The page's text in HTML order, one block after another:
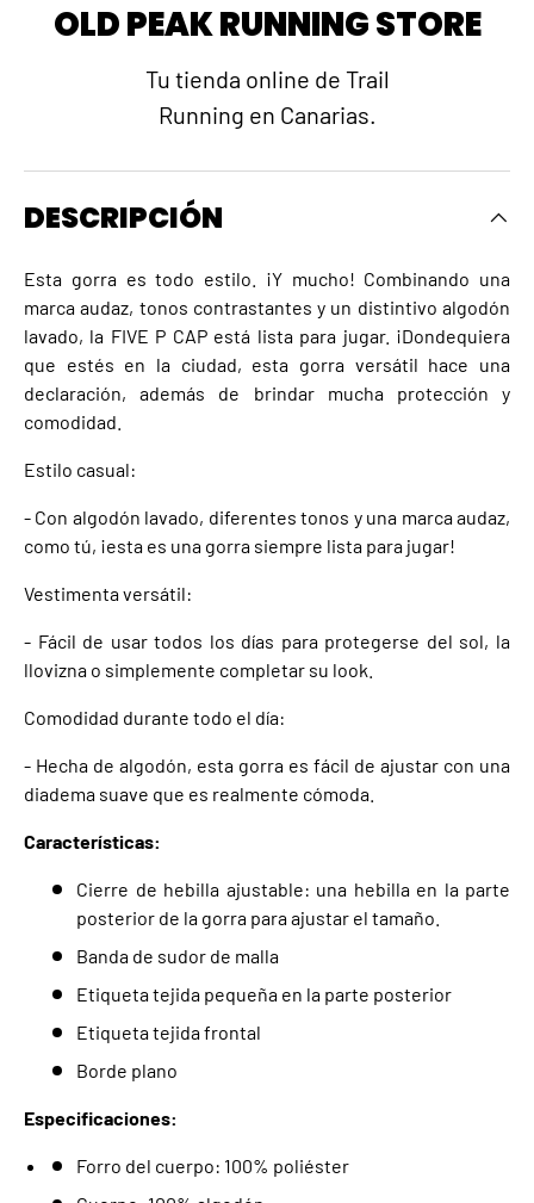
OLD PEAK RUNNING STORE
Tu tienda online de Trail
Running en Canarias.
DESCRIPCIÓN
Esta gorra es todo estilo. ¡Y mucho! Combinando una
marca audaz, tonos contrastantes y un distintivo algodón
lavado, la FIVE P CAP está lista para jugar. ¡Dondequiera
que estés en la ciudad, esta gorra versátil hace una
declaración, además de brindar mucha protección y
comodidad.
Estilo casual:
- Con algodón lavado, diferentes tonos y una marca audaz,
como tú, ¡esta es una gorra siempre lista para jugar!
Vestimenta versátil:
- Fácil de usar todos los días para protegerse del sol, la
llovizna o simplemente completar su look.
Comodidad durante todo el día:
- Hecha de algodón, esta gorra es fácil de ajustar con una
diadema suave que es realmente cómoda.
Características:
Cierre de hebilla ajustable: una hebilla en la parte
posterior de la gorra para ajustar el tamaño.
Banda de sudor de malla
Etiqueta tejida pequeña en la parte posterior
Etiqueta tejida frontal
Borde plano
Especificaciones:
Forro del cuerpo: 100% poliéster